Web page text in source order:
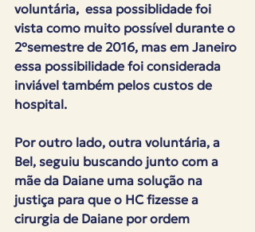
voluntária,  essa possiblidade foi
vista como muito possível durante o
2ºsemestre de 2016, mas em Janeiro
essa possibilidade foi considerada
inviável também pelos custos de
hospital.
Por outro lado, outra voluntária, a
Bel, seguiu buscando junto com a
mãe da Daiane uma solução na
justiça para que o HC fizesse a
cirurgia de Daiane por ordem